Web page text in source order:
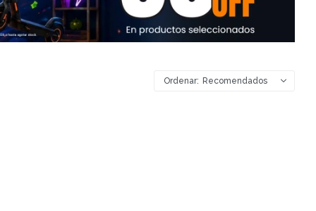
Recomendados